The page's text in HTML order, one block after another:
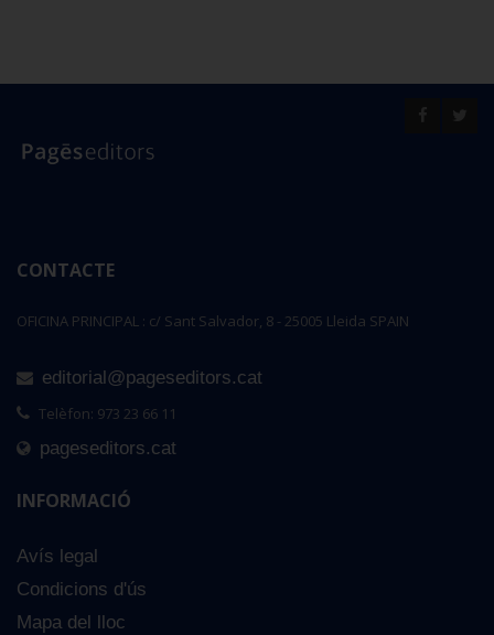
CONTACTE
OFICINA PRINCIPAL : c/ Sant Salvador, 8 - 25005 Lleida SPAIN
editorial@pageseditors.cat
Telèfon: 973 23 66 11
pageseditors.cat
INFORMACIÓ
Avís legal
Condicions d'ús
Mapa del lloc